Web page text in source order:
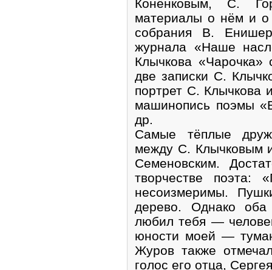
Конёнковым, С.
материалы о нём и о
собрания В.
журнала «Наше
Клычкова «Чарочка»
две записки С.
портрет С. Клычкова
машинопись поэмы
др.
Самые тёплые
между С. Клычковым
Семеновским.
творчестве поэта:
несоизмеримы.
дерево. Однако
любил тебя —
юности моей —
Журов также
голос его отца,